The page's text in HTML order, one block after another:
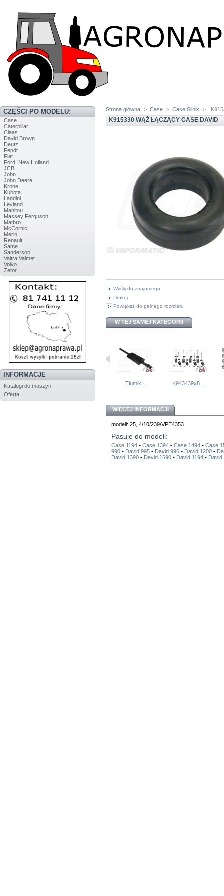
CZĘŚCI PO MODELU:
Case
Caterpillar
Claas
David Brown
Deutz
Fendt
Fiat
Ford, New Holland
JCB
John
John Deere
Krone
Kubota
Landini
Leyland
Manitou
Massey Ferguson
Matbro
McCornic
Merlo
Renault
Same
Sanderson
Valtra Valmet
Volvo
Zetor
INFORMACJE
Katalogi do maszyn
Oferta
Strona główna > Case > Case Silnik >
K915330 WĄŻ ŁĄCZĄCY CASE DAVID
Wyślij do znajomego
Drukuj
Powiększ do pełnego rozmiaru
W TEJ SAMEJ KATEGORII
K907910... Tłumik... K943439x8...
WIĘCEJ INFORMACJI
modeli: 25, 4/10/239/VPE4353
Pasuje do modeli:
Case 1194 • Case 1394 • Case 1494 • Case
990 • David 995 • David 996 • David 1200 •
David 1390 • David 1690 • David 1194 •